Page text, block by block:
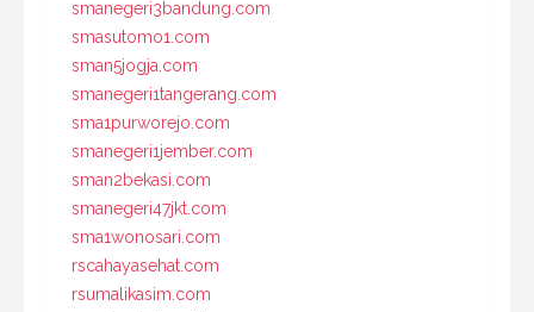
smanegeri3bandung.com
smasutomo1.com
sman5jogja.com
smanegeri1tangerang.com
sma1purworejo.com
smanegeri1jember.com
sman2bekasi.com
smanegeri47jkt.com
sma1wonosari.com
rscahayasehat.com
rsumalikasim.com